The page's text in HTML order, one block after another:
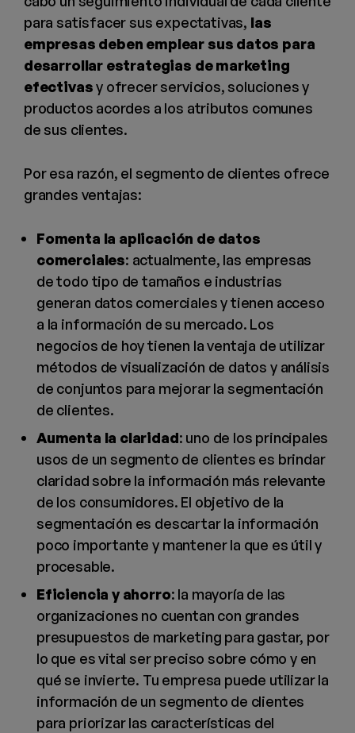
para satisfacer sus expectativas, las
empresas deben emplear sus datos para
desarrollar estrategias de marketing
efectivasy ofrecer servicios, soluciones y
productos acordes a los atributos comunes
de sus clientes.
Por esa razón, el segmento de clientes ofrece
grandes ventajas:
Fomenta la aplicación de datos
comerciales: actualmente, las empresas
de todo tipo de tamaños e industrias
generan datos comerciales y tienen acceso
a la información de su mercado. Los
negocios de hoy tienen la ventaja de utilizar
métodos de visualización de datos y análisis
de conjuntos para mejorar la segmentación
de clientes.
Aumenta la claridad: uno de los principales
usos de un segmento de clientes es brindar
claridad sobre la información más relevante
de los consumidores. El objetivo de la
segmentación es descartar la información
poco importante y mantener la que es útil y
procesable.
Eficiencia y ahorro: la mayoría de las
organizaciones no cuentan con grandes
presupuestos de marketing para gastar, por
lo que es vital ser preciso sobre cómo y en
qué se invierte. Tu empresa puede utilizar la
información de un segmento de clientes
para priorizar las características del